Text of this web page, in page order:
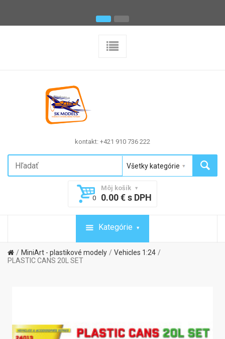
kontakt: +421 910 736 222
Môj košík
0
0.00 € s DPH
Kategórie
MiniArt - plastikové modely
Vehicles 1:24
PLASTIC CANS 20L SET